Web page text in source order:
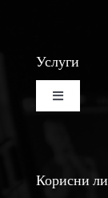
Услуги
Toggle
Navigation
Изнајмување
Корисни